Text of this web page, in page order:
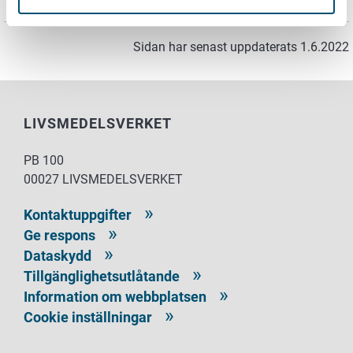
Sidan har senast uppdaterats 1.6.2022
LIVSMEDELSVERKET
PB 100
00027 LIVSMEDELSVERKET
Kontaktuppgifter
Ge respons
Dataskydd
Tillgänglighetsutlåtande
Information om webbplatsen
Cookie inställningar